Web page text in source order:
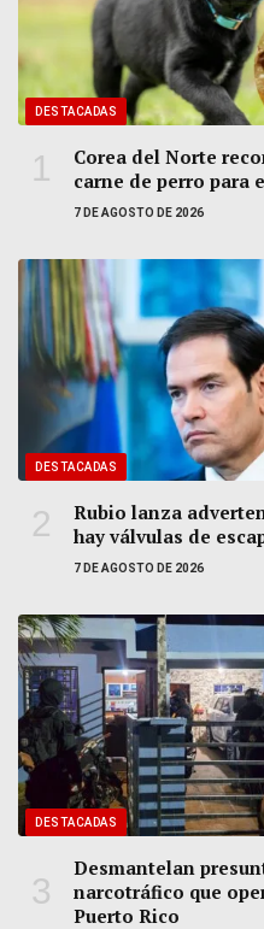
DESTACADAS
Corea del Norte
carne de perro para
7 DE AGOSTO DE 2026
DESTACADAS
Rubio lanza
hay válvulas de
7 DE AGOSTO DE 2026
DESTACADAS
Desmantelan
narcotráfico que
Puerto Rico